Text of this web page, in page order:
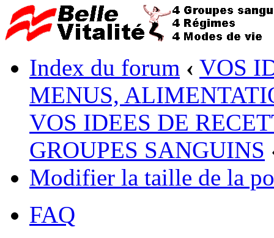
Index du forum ‹ VOS
MENUS,
VOS IDEES DE
GROUPES SANGUINS
Modifier la taille de la
FAQ